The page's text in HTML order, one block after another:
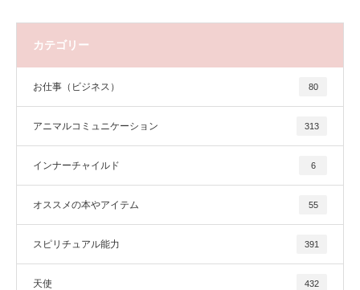
カテゴリー
お仕事（ビジネス） 80
アニマルコミュニケーション 313
インナーチャイルド 6
オススメの本やアイテム 55
スピリチュアル能力 391
天使 432